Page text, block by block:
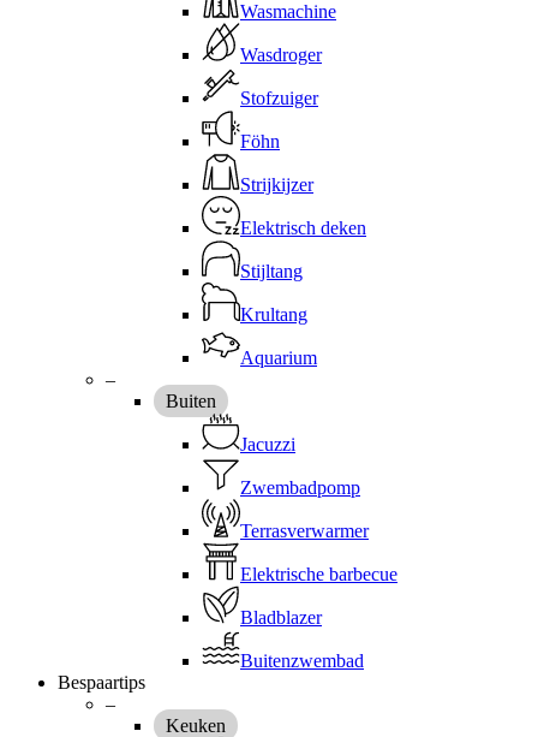
Wasmachine
Wasdroger
Stofzuiger
Föhn
Strijkijzer
Elektrisch deken
Stijltang
Krultang
Aquarium
–
Buiten
Jacuzzi
Zwembadpomp
Terrasverwarmer
Elektrische barbecue
Bladblazer
Buitenzwembad
Bespaartips
–
Keuken